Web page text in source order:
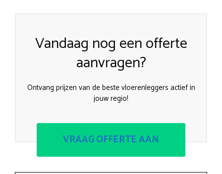
Vandaag nog een offerte
aanvragen?
Ontvang prijzen van de beste vloerenleggers actief in
jouw regio!
VRAAG OFFERTE AAN